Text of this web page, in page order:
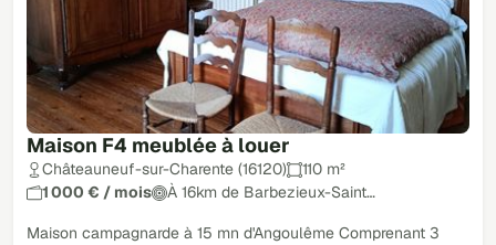
Maison F4 meublée à louer
Châteauneuf-sur-Charente (16120)
110 m²
1 000 € / mois
À 16km de Barbezieux-Saint…
Maison campagnarde à 15 mn d'Angoulême Comprenant 3